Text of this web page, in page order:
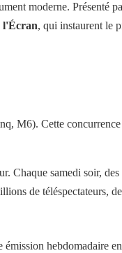
moderne. Présenté
l'Écran, qui instaurent le
M6). Cette
Chaque samedi soir,
de téléspectateurs,
hebdomadaire